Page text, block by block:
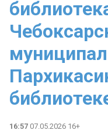
16:57 07.05.2026 16+